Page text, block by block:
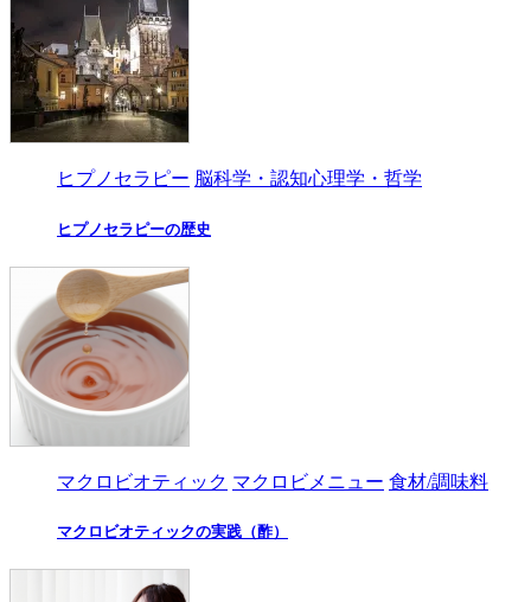
ヒプノセラピー 脳科学・認知心理学・哲学
ヒプノセラピーの歴史
マクロビオティック マクロビメニュー 食材/調味料
マクロビオティックの実践（酢）